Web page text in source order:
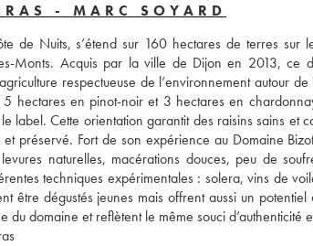
- MARC SOYARD
de Nuits, s’étend sur 160 hectares de terres sur
Monts. Acquis par la ville de Dijon en 2013, ce
respectueuse de l’environnement autour
hectares en pinot-noir et 3 hectares en
label. Cette orientation garantit des raisins sains et
préservé. Fort de son expérience au Domaine
naturelles, macérations douces, peu de
techniques expérimentales : solera, vins de
être dégustés jeunes mais offrent aussi un
du domaine et reflètent le même souci d’authenticité